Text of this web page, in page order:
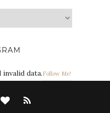
data.Follow Me!